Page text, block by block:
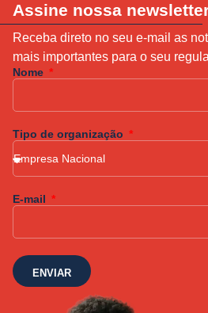
Assine nossa
Receba direto no seu e-mail as
mais importantes para o seu
Nome
Tipo de organização
E-mail
ENVIAR